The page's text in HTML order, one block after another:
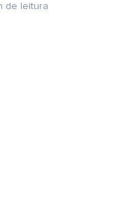
de leitura